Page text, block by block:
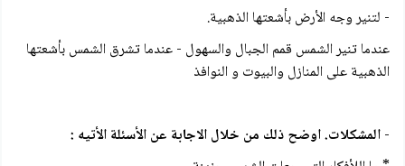
- لتنير وجه الأرض بأشعتها الذهبية.
عندما تنير الشمس قمم الجبال والسهول - عندما تشرق الشمس بأشعتها
الذهبية على المنازل والبيوت و النوافذ
-المشكلات. اوضح ذلك من خلال الاجابة عن الأسئلة الأتيه :